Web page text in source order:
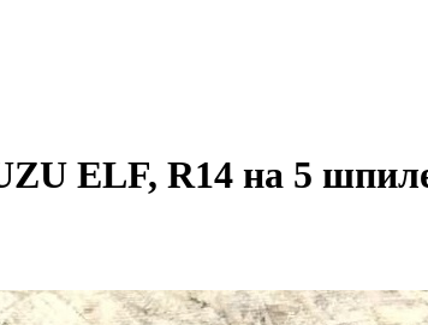
ELF, R14 на 5